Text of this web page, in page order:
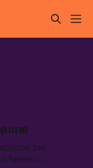
per
famoso